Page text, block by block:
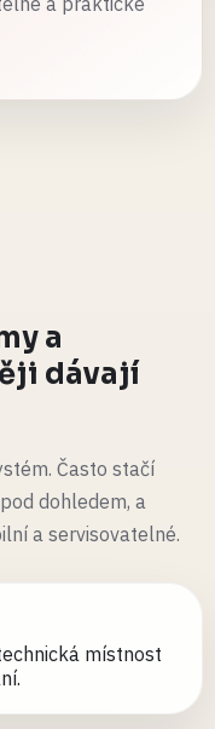
a
dávají
Často stačí
dohledem, a
a servisovatelné.
místnost